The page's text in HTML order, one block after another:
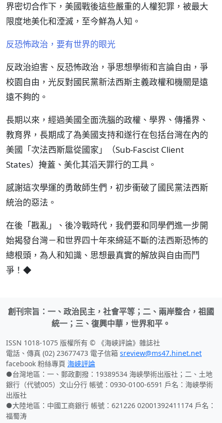
界密切合作下，美國戰後這些嚴重的人權犯罪，被最大
限度地美化和湮滅，至今鮮為人知。
反恐怖政治，要有世界的眼光
反政治迫害、反恐怖政治，爭思想學術和言論自由，爭
校園自由，光反對國民黨新法西斯主義政權和機關是遠
遠不夠的。
長期以來，經過美國全面洗腦的政權、學界、傳播界、
教育界，長期成了為美國支持和遂行在包括台灣在內的
美國「次法西斯扈從國家」（Sub-Fascist Client
States）掩蓋、美化其滔天罪行的工具。
感謝這次學運的勇敢師生們，初步衝破了國民黨法西斯
統治的惡法。
在後「戡亂」、後冷戰時代，我們要和同學們進一步開
始揭發台灣－和世界四十年來綿延不斷的法西斯恐怖的
總根頭，為人和知識、思想最真實的解放與自由而鬥
爭！◆
創刊宗旨：一、政治民主，社會平等；二、兩岸整合，祖國
統一；三、復興中華，世界和平。
ISSN 1018-1075 版權所有 © 《海峽評論》雜誌社
電話、傳真 (02) 23677473 電子信箱 sreview@ms47.hinet.net
facebook 粉絲專頁 海峽評論
●台灣地區：一、郵政劃撥：19389534 海峽學術出版社；二、土地
銀行（代號005）文山分行 帳號：0930-0100-6591 戶名：海峽學術
出版社
●大陸地區：中國工商銀行 帳號：621226 02001392411174 戶名：
福蜀涛